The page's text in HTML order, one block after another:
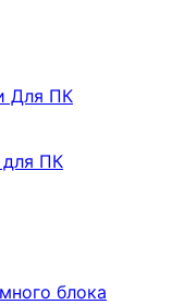
Для ПК
для ПК
блока